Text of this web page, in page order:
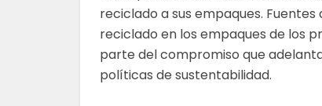
reciclado a sus empaques.
reciclado en los empaques de los
parte del compromiso que
políticas de sustentabilidad.